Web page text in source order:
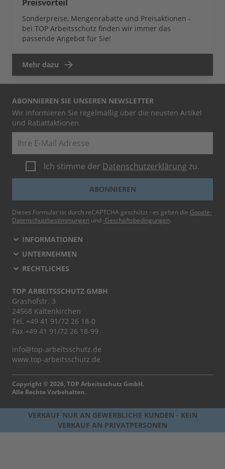
Preisvorteil
Sonderpreise, Mengenrabatte und Preisaktionen -
bei TOP Arbeitsschutz finden wir immer das
passende Angebot für Sie!
Mehr dazu
ABONNIEREN SIE UNSEREN NEWSLETTER
Wir informieren Sie regelmäßig über die neusten Artikel
und Rabattaktionen.
Ich stimme der Datenschutzerklärung zu.
ABONNIEREN
Dieses Formular ist durch reCAPTCHA geschützt - es gelten die Google-
Datenschutzbestimmungen und -Geschäftsbedingungen.
INFORMATIONEN
UNTERNEHMEN
RECHTLICHES
TOP ARBEITSSCHUTZ GMBH
Grashofstr. 3
24568 Kaltenkirchen
Tel. +49 41 91/72 26 18-0
Fax +49 41 91/72 26 18-99
info@top-arbeitsschutz.de
www.top-arbeitsschutz.de
Copyright © 2026, TOP Arbeitsschutz GmbH.
Alle Rechte Vorbehalten.
VERKAUF NUR AN GEWERBLICHE KUNDEN - KEIN
VERKAUF AN PRIVATPERSONEN